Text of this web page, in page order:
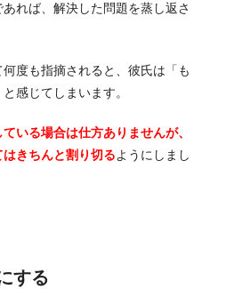
れば、解決した問題を蒸し返さ
度も指摘されると、彼氏は「も
感じてしまいます。
いる場合は仕方ありませんが、
きちんと割り切るようにしまし
する